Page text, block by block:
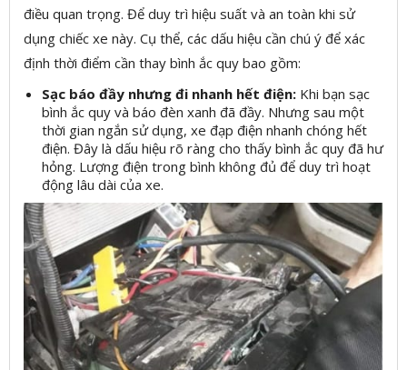
điều quan trọng. Để duy trì hiệu suất và an toàn khi sử
dụng chiếc xe này. Cụ thể, các dấu hiệu cần chú ý để xác
định thời điểm cần thay bình ắc quy bao gồm:
Sạc báo đầy nhưng đi nhanh hết điện: Khi bạn sạc
bình ắc quy và báo đèn xanh đã đầy. Nhưng sau một
thời gian ngắn sử dụng, xe đạp điện nhanh chóng hết
điện. Đây là dấu hiệu rõ ràng cho thấy bình ắc quy đã hư
hỏng. Lượng điện trong bình không đủ để duy trì hoạt
động lâu dài của xe.